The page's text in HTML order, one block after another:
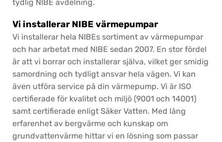
tydlig NIBE avdelning.
Vi installerar NIBE värmepumpar
Vi installerar hela NIBEs sortiment av värmepumpar
och har arbetat med NIBE sedan 2007. En stor fördel
är att vi borrar och installerar själva, vilket ger smidig
samordning och tydligt ansvar hela vägen. Vi kan
även utföra service på din värmepump. Vi är ISO
certifierade för kvalitet och miljö (9001 och 14001)
samt certifierade enligt Säker Vatten. Med lång
erfarenhet av bergvärme och kunskap om
grundvattenvärme hittar vi en lösning som passar